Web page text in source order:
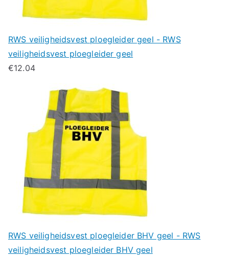
RWS veiligheidsvest ploegleider geel - RWS
veiligheidsvest ploegleider geel
€12.04
RWS veiligheidsvest ploegleider BHV geel - RWS
veiligheidsvest ploegleider BHV geel